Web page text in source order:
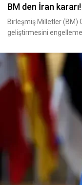
BM den İran
Birleşmiş Milletler (BM)
geliştirmesini